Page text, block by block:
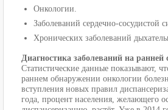
Онкологии.
Заболеваний сердечно-сосудистой
Хронических заболеваний
Диагностика заболеваний на ранней
Статистические данные показывают,
раннем обнаружении онкологии
вступления новых правил
года, процент населения, желающего